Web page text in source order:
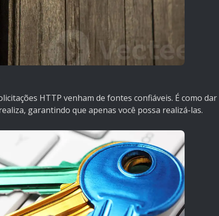
HTTP venham de fontes confiáveis. É como dar
garantindo que apenas você possa realizá-las.